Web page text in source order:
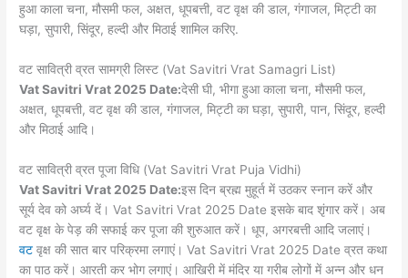
हुआ काला चना, मौसमी फल, अक्षत, धूपबत्ती, वट वृक्ष की डाल, गंगाजल, मिट्टी का
घड़ा, सुपारी, सिंदूर, हल्दी और मिठाई शामिल करिए.
वट सावित्री व्रत सामग्री लिस्ट (Vat Savitri Vrat Samagri List)
Vat Savitri Vrat 2025 Date:देसी घी, भीगा हुआ काला चना, मौसमी फल,
अक्षत, धूपबत्ती, वट वृक्ष की डाल, गंगाजल, मिट्टी का घड़ा, सुपारी, पान, सिंदूर, हल्दी
और मिठाई आदि।
वट सावित्री व्रत पूजा विधि (Vat Savitri Vrat Puja Vidhi)
Vat Savitri Vrat 2025 Date:इस दिन ब्रह्म मुहूर्त में उठकर स्नान करें और
सूर्य देव को अर्घ्य दें। Vat Savitri Vrat 2025 Date इसके बाद शृंगार करें। अब
वट वृक्ष के पेड़ की सफाई कर पूजा की शुरुआत करें। धूप, अगरबत्ती आदि जलाएं।
वटवृक्ष की सात बार परिक्रमा लगाएं। Vat Savitri Vrat 2025 Date व्रत कथा
का पाठ करें। आरती कर भोग लगाएं। आखिरी में मंदिर या गरीब लोगों में अन्न और धन